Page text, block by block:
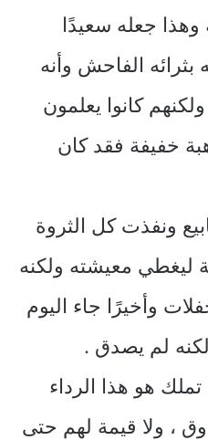
وهذا جعله سعيدًا
بثرائه الفاحش وأنه
كانوا يعلمون
خفيفة فقد كان
ونفذت كل الثروة
ليغطي معيشته ولكنه
وأخيرًا جاء اليوم
لم يصدق .
هو هذا الرداء
، ولا قيمة لهم حتى